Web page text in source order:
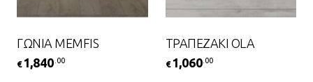
ΓΩΝΙΑ MEMFIS
€ 1,840 .00
ΤΡΑΠΕΖΑΚΙ OLA
€ 1,060 .00